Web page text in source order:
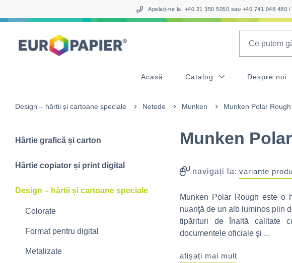
Apelați-ne la: +40 21 350 5050 sau +40 741 048 480 /
Acasă Catalog Despre noi
Design – hârtii și cartoane speciale Netede Munken Munken Polar Rough
Hârtie grafică și carton
Hârtie copiator și print digital
Design – hârtii și cartoane speciale
Colorate
Format pentru digital
Metalizate
Munken
navigați la: variante
Munken Polar Rough este o
nuanţă de un alb luminos plin
tipărituri de înaltă calitate
documentele oficiale şi ...
afișați mai mult